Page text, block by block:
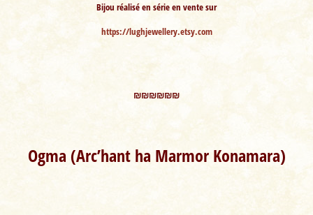
Bijou réalisé en série en vente sur
https://lughjewellery.etsy.com
₪₪₪₪₪₪
Ogma (Arc’hant ha Marmor Konamara)